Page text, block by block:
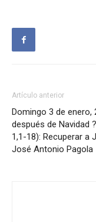
Artículo anterior
Domingo 3 de enero,
después de Navidad
1,1-18): Recuperar a
José Antonio Pagola